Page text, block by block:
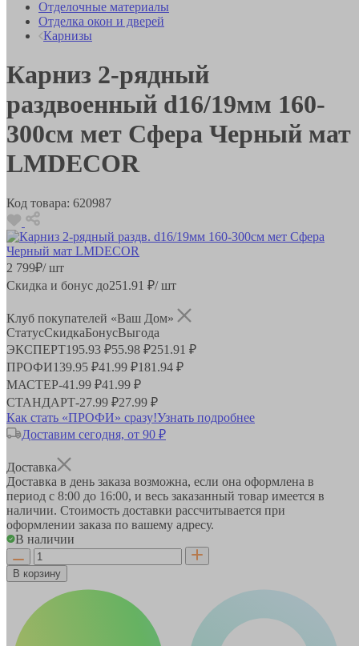
Отделочные материалы
Отделка окон и дверей
Карнизы
Карниз 2-рядный
раздвоенный d16/19мм 160-
300см мет Сфера Черный мат
LMDECOR
Код товара: 620987
2 799₽/ шт
Скидка и бонус до251.91 ₽/ шт
Клуб покупателей «Ваш Дом»
СтатусСкидкаБонусВыгода
ЭКСПЕРТ195.93 ₽55.98 ₽251.91 ₽
ПРОФИ139.95 ₽41.99 ₽181.94 ₽
МАСТЕР-41.99 ₽41.99 ₽
СТАНДАРТ-27.99 ₽27.99 ₽
Как стать «ПРОФИ» сразу!Узнать подробнее
Доставим сегодня, от 90 ₽
Доставка
Доставка в день заказа возможна, если она оформлена в
период с 8:00 до 16:00, и весь заказанный товар имеется в
наличии. Стоимость доставки рассчитывается при
оформлении заказа по вашему адресу.
В наличии
В корзину